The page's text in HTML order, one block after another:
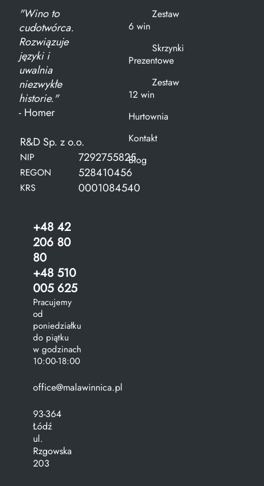
"Wino to
cudotwórca.
Rozwiązuje
języki i
uwalnia
niezwykłe
historie."
- Homer
R&D Sp. z o.o.
NIP 7292755825
REGON 528410456
KRS 0001084540
+48 42
206 80
80
+48 510
005 625
Pracujemy
od
poniedziałku
do piątku
w godzinach
10:00-18:00
office@malawinnica.pl
93-364
Łódź
ul.
Rzgowska
203
Zestaw
6 win
Skrzynki
Prezentowe
Zestaw
12 win
Hurtownia
Kontakt
Blog